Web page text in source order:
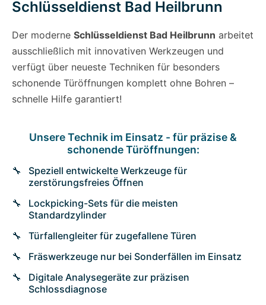
Schlüsseldienst Bad Heilbrunn
Der moderne Schlüsseldienst Bad Heilbrunn arbeitet
ausschließlich mit innovativen Werkzeugen und
verfügt über neueste Techniken für besonders
schonende Türöffnungen komplett ohne Bohren –
schnelle Hilfe garantiert!
Unsere Technik im Einsatz - für präzise &
schonende Türöffnungen:
Speziell entwickelte Werkzeuge für
zerstörungsfreies Öffnen
Lockpicking-Sets für die meisten
Standardzylinder
Türfallengleiter für zugefallene Türen
Fräswerkzeuge nur bei Sonderfällen im Einsatz
Digitale Analysegeräte zur präzisen
Schlossdiagnose